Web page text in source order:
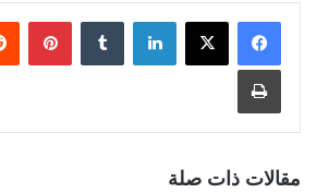
لينكدإن
طباعة
مقالات ذات صلة